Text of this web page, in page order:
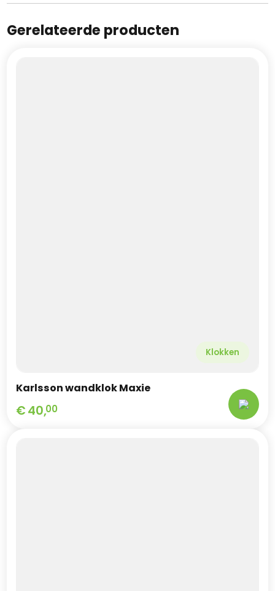
Gerelateerde producten
Klokken
Karlsson wandklok Maxie
€40,00